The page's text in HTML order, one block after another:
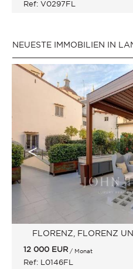
Ref: V0297FL
NEUESTE IMMOBILIEN IN
FLORENZ, FLORENZ
12 000 EUR / Monat
Ref: L0146FL